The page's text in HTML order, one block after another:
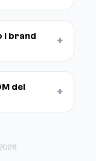
i brand
+
del
+